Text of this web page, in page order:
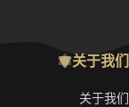
关于我们
关于我们